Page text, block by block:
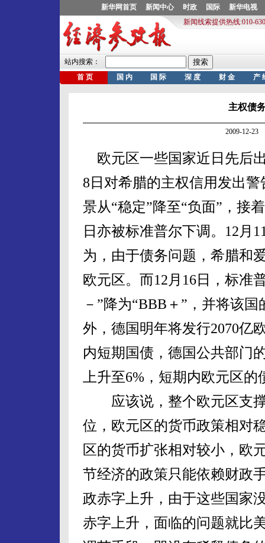
主权债
2009-12-23
欧元区一些国家近日先后
8日对希腊的主权信用发出
景从“稳定”降至“负面”，接
日亦被标准普尔下调。12月
为，由于债务问题，希腊和
欧元区。而12月16日，标准
－”降为“BBB＋”，并将该
外，德国明年将发行2070亿
内短期国债，德国公共部门
上升至6%，短期内欧元区
应该说，整个欧元区支撑
位，欧元区的货币政策相对
区的货币扩张相对较小，欧
节经济的政策只能依赖财政
政赤字上升，由于这些国家
赤字上升，面临的问题就比